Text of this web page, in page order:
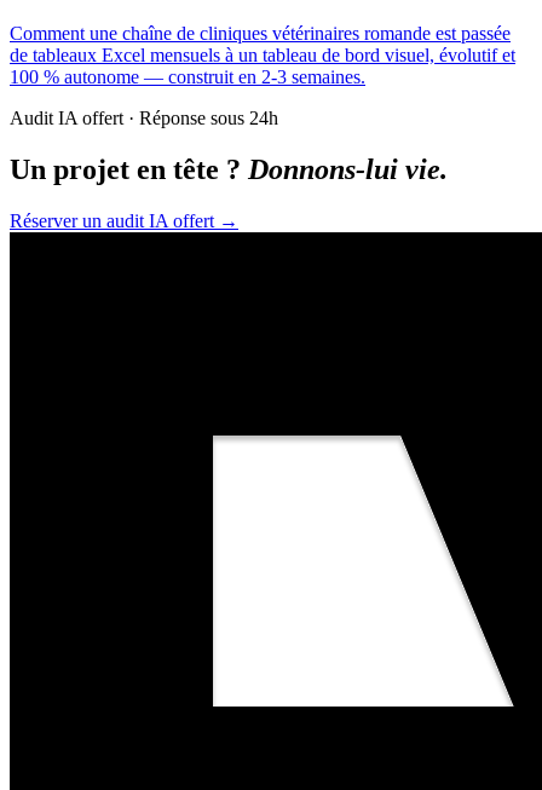
Comment une chaîne de cliniques vétérinaires romande est passée
de tableaux Excel mensuels à un tableau de bord visuel, évolutif et
100 % autonome — construit en 2-3 semaines.
Audit IA offert · Réponse sous 24h
Un projet en tête ? Donnons-lui vie.
Réserver un audit IA offert →